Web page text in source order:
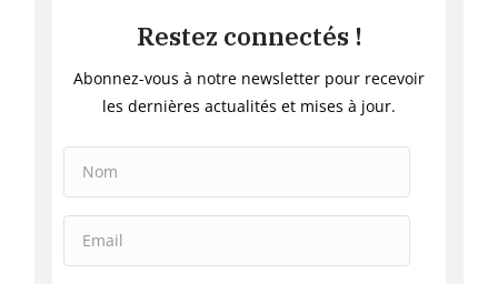
Restez connectés !
Abonnez-vous à notre newsletter pour recevoir
les dernières actualités et mises à jour.